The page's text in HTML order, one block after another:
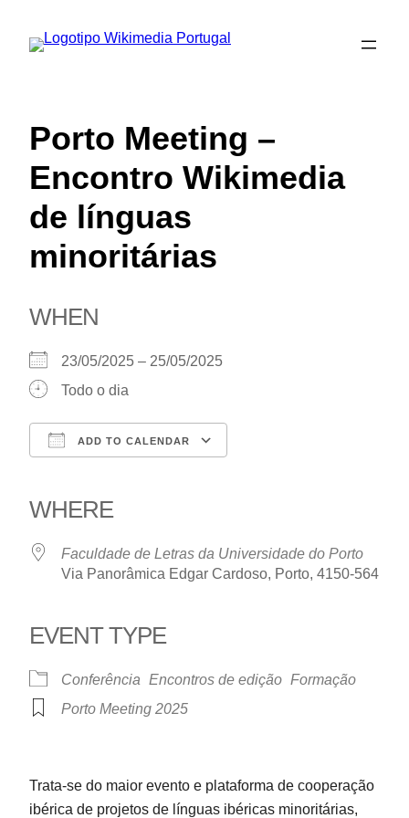
para
Porto Meeting –
Encontro Wikimedia
de línguas
minoritárias
WHEN
23/05/2025 – 25/05/2025
Todo o dia
ADD TO CALENDAR
WHERE
Faculdade de Letras da Universidade do Porto
Via Panorâmica Edgar Cardoso, Porto, 4150-564
EVENT TYPE
Conferência Encontros de edição Formação
Porto Meeting 2025
Trata-se do maior evento e plataforma de cooperação
ibérica de projetos de línguas ibéricas minoritárias,